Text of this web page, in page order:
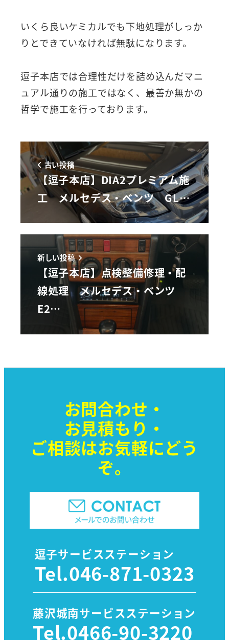
いくら良いケミカルでも下地処理がしっか
りとできていなければ無駄になります。
逗子本店では合理性だけを詰め込んだマニ
ュアル通りの施工ではなく、最善か無かの
哲学で施工を行っております。
古い投稿
【逗子本店】DIA2プレミアム施
工 メルセデス・ベンツ GL…
新しい投稿
【逗子本店】点検整備修理・配
線処理 メルセデス・ベンツ
E2…
お問合わせ・
お見積もり・
ご相談はお気軽にどう
ぞ。
逗子サービスステーション
Tel.046-871-0323
藤沢城南サービスステーション
Tel.0466-90-3220